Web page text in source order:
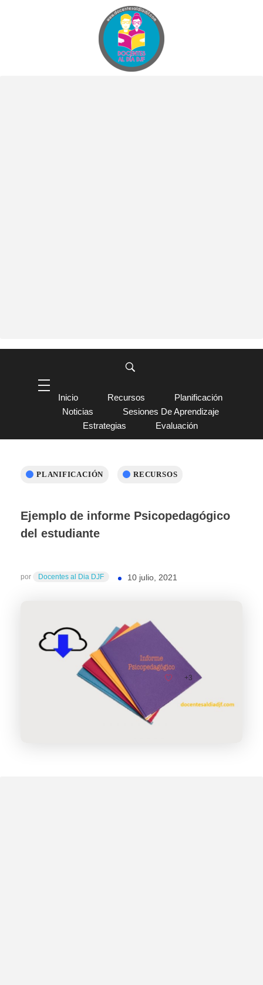
Inicio Recursos
Planificación
Noticias
Sesiones De Aprendizaje
Estrategias
Evaluación
Ejemplo de informe Psicopedagógico
del estudiante
10 julio, 2021
por Docentes al Dia DJF
PLANIFICACIÓN RECURSOS
+3